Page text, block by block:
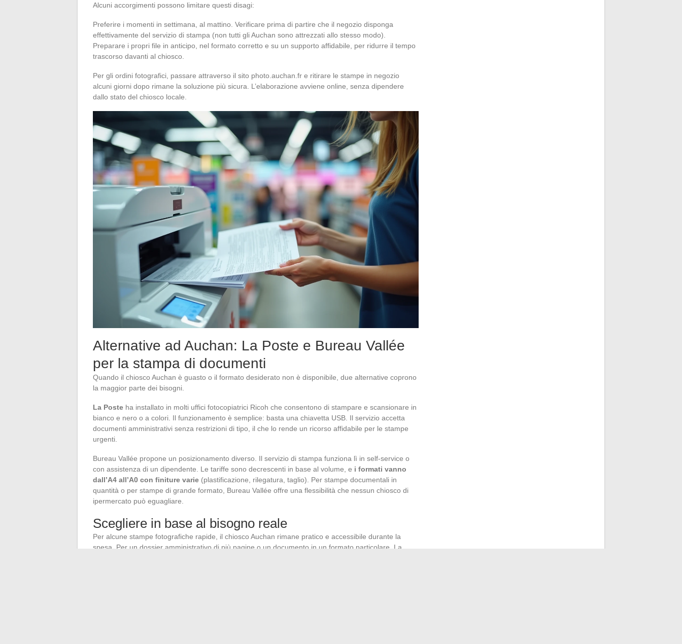
Alcuni accorgimenti possono limitare questi disagi:
Preferire i momenti in settimana, al mattino. Verificare prima di partire che il negozio disponga
effettivamente del servizio di stampa (non tutti gli Auchan sono attrezzati allo stesso modo).
Preparare i propri file in anticipo, nel formato corretto e su un supporto affidabile, per ridurre il tempo
trascorso davanti al chiosco.
Per gli ordini fotografici, passare attraverso il sito photo.auchan.fr e ritirare le stampe in negozio
alcuni giorni dopo rimane la soluzione più sicura. L’elaborazione avviene online, senza dipendere
dallo stato del chiosco locale.
Alternative ad Auchan: La Poste e Bureau Vallée
per la stampa di documenti
Quando il chiosco Auchan è guasto o il formato desiderato non è disponibile, due alternative coprono
la maggior parte dei bisogni.
La Poste ha installato in molti uffici fotocopiatrici Ricoh che consentono di stampare e scansionare in
bianco e nero o a colori. Il funzionamento è semplice: basta una chiavetta USB. Il servizio accetta
documenti amministrativi senza restrizioni di tipo, il che lo rende un ricorso affidabile per le stampe
urgenti.
Bureau Vallée propone un posizionamento diverso. Il servizio di stampa funziona lì in self-service o
con assistenza di un dipendente. Le tariffe sono decrescenti in base al volume, e i formati vanno
dall’A4 all’A0 con finiture varie (plastificazione, rilegatura, taglio). Per stampe documentali in
quantità o per stampe di grande formato, Bureau Vallée offre una flessibilità che nessun chiosco di
ipermercato può eguagliare.
Scegliere in base al bisogno reale
Per alcune stampe fotografiche rapide, il chiosco Auchan rimane pratico e accessibile durante la
spesa. Per un dossier amministrativo di più pagine o un documento in un formato particolare, La